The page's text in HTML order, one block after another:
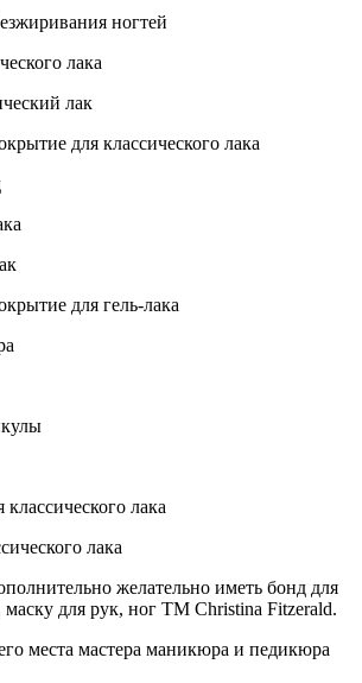
ногтей
лака
лак
для классического лака
для гель-лака
классического лака
лака
желательно иметь бонд для
маску для рук, ног ТМ Christina Fitzerald.
места мастера маникюра и педикюра